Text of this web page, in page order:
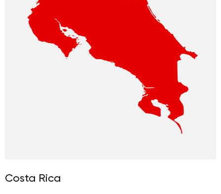
Costa Rica